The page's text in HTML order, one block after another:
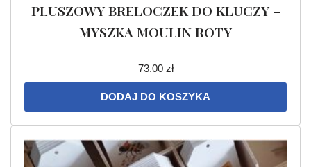
PLUSZOWY BRELOCZEK DO KLUCZY –
MYSZKA MOULIN ROTY
73.00 zł
DODAJ DO KOSZYKA